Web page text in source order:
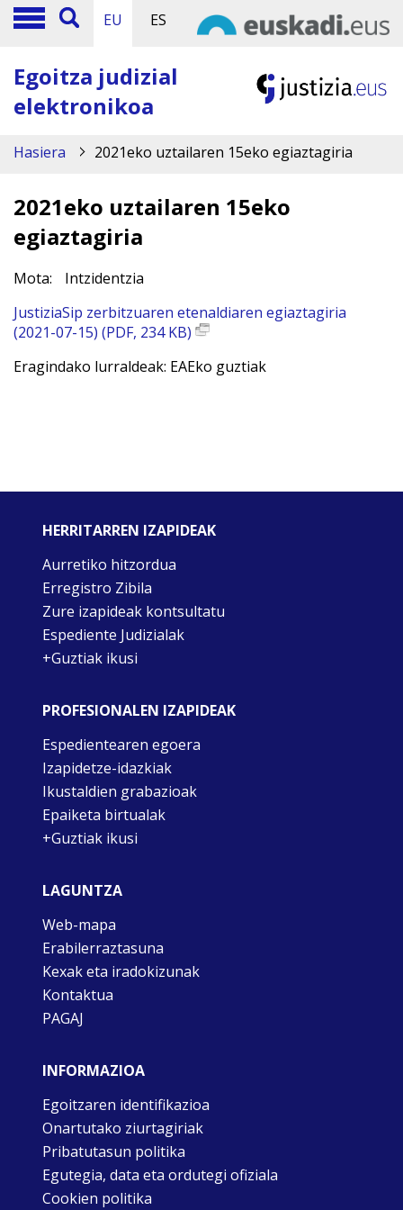
EU ES
Egoitza judizial
elektronikoa
Hasiera 2021eko uztailaren 15eko egiaztagiria
2021eko uztailaren 15eko
egiaztagiria
Mota:
Intzidentzia
JustiziaSip zerbitzuaren etenaldiaren egiaztagiria
(2021-07-15) (PDF, 234 KB)
Eragindako lurraldeak: EAEko guztiak
HERRITARREN IZAPIDEAK
Aurretiko hitzordua
Erregistro Zibila
Zure izapideak kontsultatu
Espediente Judizialak
+Guztiak ikusi
PROFESIONALEN IZAPIDEAK
Espedientearen egoera
Izapidetze-idazkiak
Ikustaldien grabazioak
Epaiketa birtualak
+Guztiak ikusi
LAGUNTZA
Web-mapa
Erabilerraztasuna
Kexak eta iradokizunak
Kontaktua
PAGAJ
INFORMAZIOA
Egoitzaren identifikazioa
Onartutako ziurtagiriak
Pribatutasun politika
Egutegia, data eta ordutegi ofiziala
Cookien politika